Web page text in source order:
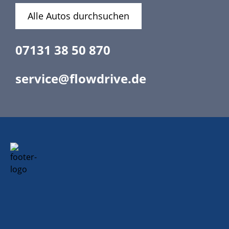
Alle Autos durchsuchen
07131 38 50 870
service@flowdrive.de